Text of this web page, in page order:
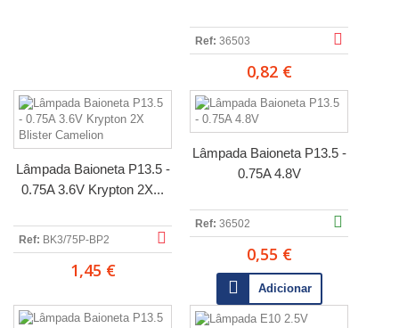
Ref: 36503
0,82 €
Lâmpada Baioneta P13.5 -
0.75A 3.6V Krypton 2X...
Ref: BK3/75P-BP2
1,45 €
Lâmpada Baioneta P13.5 -
0.75A 4.8V
Ref: 36502
0,55 €
Adicionar